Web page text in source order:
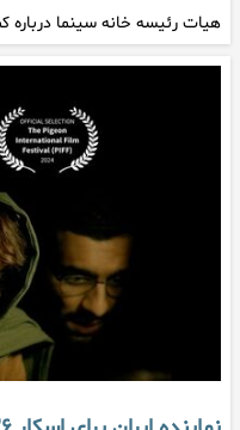
هیات رئیسه خانه سینما درباره